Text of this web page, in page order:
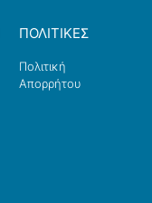
ΠΟΛΙΤΙΚΕΣ
Πολιτική
Απορρήτου